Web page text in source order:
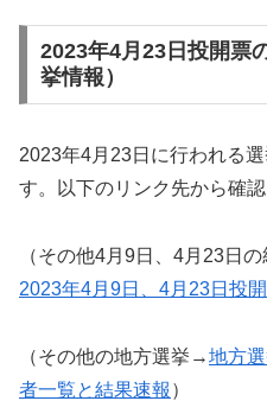
2023年4月23日投開票
挙情報）
2023年4月23日に行われる
す。以下のリンク先から確認
（その他4月9日、4月23日
2023年4月9日、4月23日投
（その他の地方選挙→地方
者一覧と結果速報 ）